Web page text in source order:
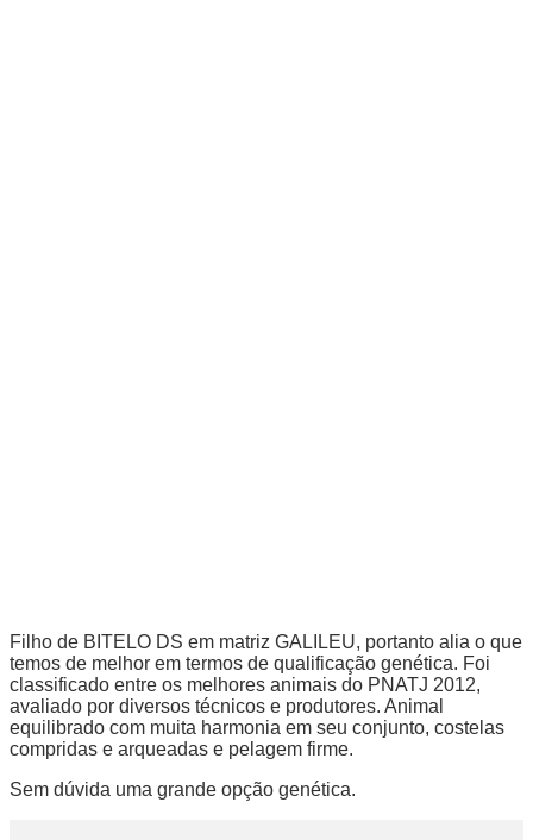
Filho de BITELO DS em matriz GALILEU, portanto alia o que
temos de melhor em termos de qualificação genética. Foi
classificado entre os melhores animais do PNATJ 2012,
avaliado por diversos técnicos e produtores. Animal
equilibrado com muita harmonia em seu conjunto, costelas
compridas e arqueadas e pelagem firme.
Sem dúvida uma grande opção genética.